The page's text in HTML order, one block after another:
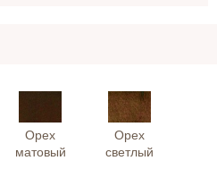
Орех
матовый
Орех
светлый